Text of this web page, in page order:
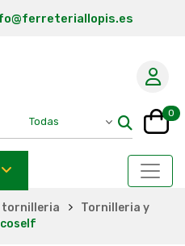
0
tornilleria
Tornilleria y